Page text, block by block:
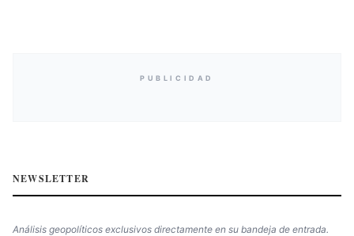
PUBLICIDAD
NEWSLETTER
Análisis geopolíticos exclusivos directamente en su bandeja de entrada.